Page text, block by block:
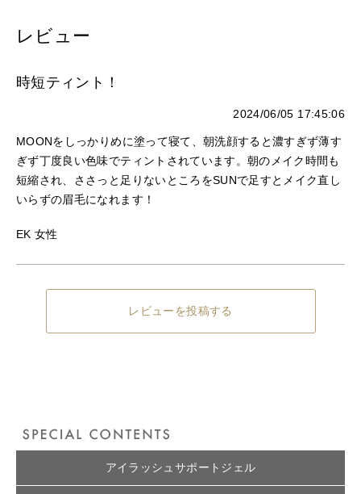
・お客様のご都合による返品、交換はできません。
レビュー
時短ティント！
2024/06/05 17:45:06
MOONをしっかりめに塗って寝て、朝洗顔すると濃すぎず薄す
ぎず丁度良い色味でティントされています。朝のメイク時間も
短縮され、ささっと足りないところをSUNで足すとメイク直し
いらずの眉毛になれます！
EK 女性
レビューを投稿する
アイラッシュサポートジェル